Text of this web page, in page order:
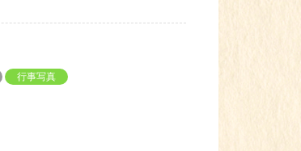
行事写真